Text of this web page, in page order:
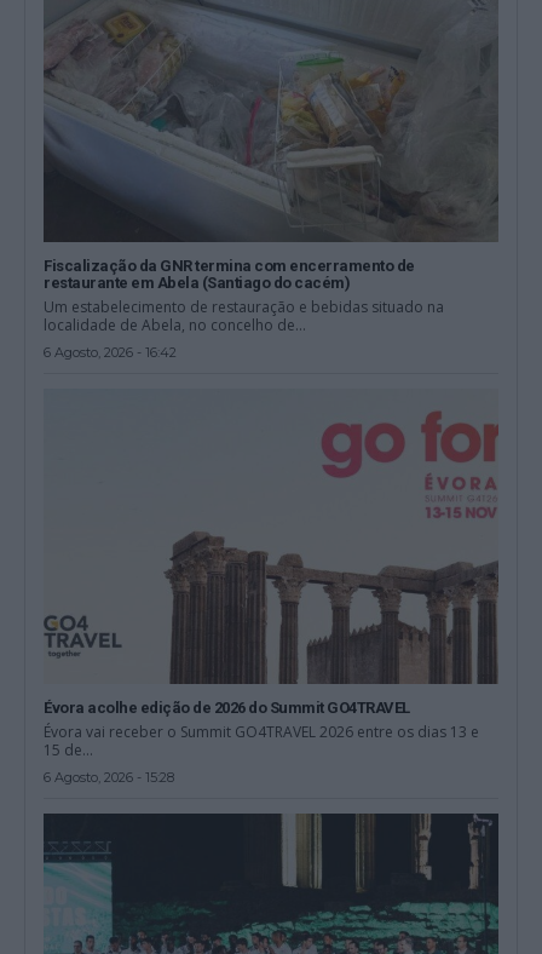
Fiscalização da GNR termina com encerramento de
restaurante em Abela (Santiago do cacém)
Um estabelecimento de restauração e bebidas situado na
localidade de Abela, no concelho de...
6 Agosto, 2026 - 16:42
Évora acolhe edição de 2026 do Summit GO4TRAVEL
Évora vai receber o Summit GO4TRAVEL 2026 entre os dias 13 e
15 de...
6 Agosto, 2026 - 15:28